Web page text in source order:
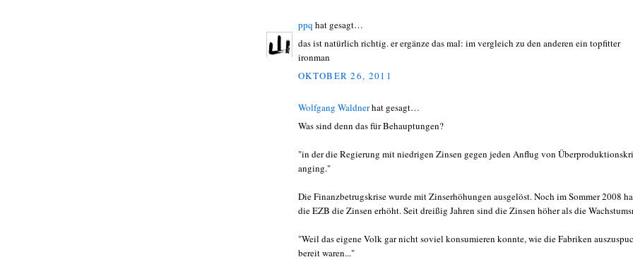
ppq hat gesagt…
das ist natürlich richtig. er ergänze das mal: im vergleich zu den anderen ein topfitter
ironman
OKTOBER 26, 2011
Wolfgang Waldnerhat gesagt…
Was sind denn das für Behauptungen?
"in der die Regierung mit niedrigen Zinsen gegen jeden Anflug von
anging."
Die Finanzbetrugskrise wurde mit Zinserhöhungen ausgelöst. Noch im Sommer 2008
die EZB die Zinsen erhöht. Seit dreißig Jahren sind die Zinsen höher als die
"Weil das eigene Volk gar nicht soviel konsumieren konnte, wie die Fabriken
bereit waren..."